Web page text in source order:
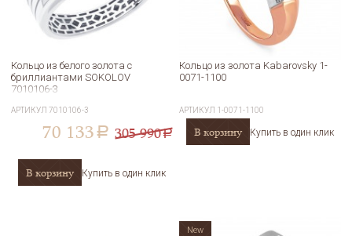
Кольцо из белого золота с
бриллиантами SOKOLOV
7010106-3
АРТИКУЛ7010106-3
70 133 a 305 990a
В корзину Купить в один клик
Кольцо из золота Kabarovsky 1-
0071-1100
АРТИКУЛ 1-0071-1100
В корзину Купить в один клик
New